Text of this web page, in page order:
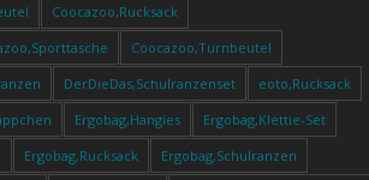
Coocazoo,Rucksack
Coocazoo,Turnbeutel
DerDieDas,Schulranzenset
eoto,Rucksack
Ergobag,Hangies
Ergobag,Klettie-Set
Ergobag,Rucksack Ergobag,Schulranzen